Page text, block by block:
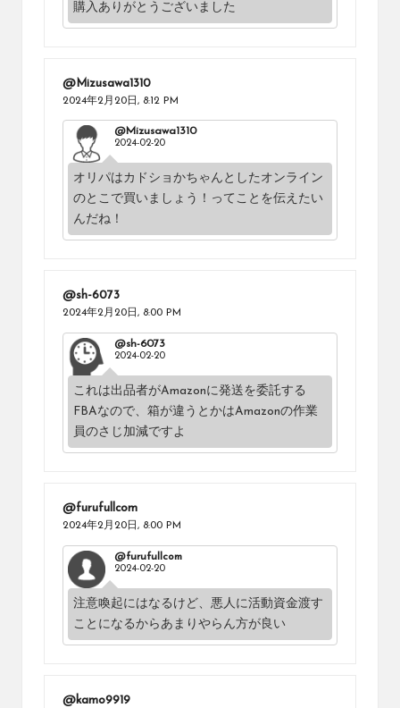
購入ありがとうございました
@Mizusawa1310
2024年2月20日, 8:12 PM
@Mizusawa1310
2024-02-20
オリパはカドショかちゃんとしたオンライン
のとこで買いましょう！ってことを伝えたい
んだね！
@sh-6073
2024年2月20日, 8:00 PM
@sh-6073
2024-02-20
これは出品者がAmazonに発送を委託する
FBAなので、箱が違うとかはAmazonの作業
員のさじ加減ですよ
@furufullcom
2024年2月20日, 8:00 PM
@furufullcom
2024-02-20
注意喚起にはなるけど、悪人に活動資金渡す
ことになるからあまりやらん方が良い
@kamo9919